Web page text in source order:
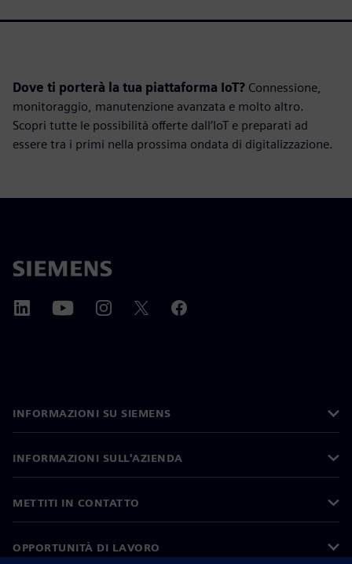
Dove ti porterà la tua piattaforma IoT? Connessione,
monitoraggio, manutenzione avanzata e molto altro.
Scopri tutte le possibilità offerte dall’IoT e preparati ad
essere tra i primi nella prossima ondata di digitalizzazione.
INFORMAZIONI SU SIEMENS
INFORMAZIONI SULL'AZIENDA
METTITI IN CONTATTO
OPPORTUNITÀ DI LAVORO